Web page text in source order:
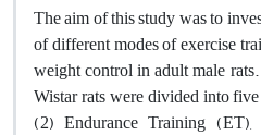
The aim of this study was to
of different modes of exercise
weight control in adult male
Wistar rats were divided into
(2) Endurance Training